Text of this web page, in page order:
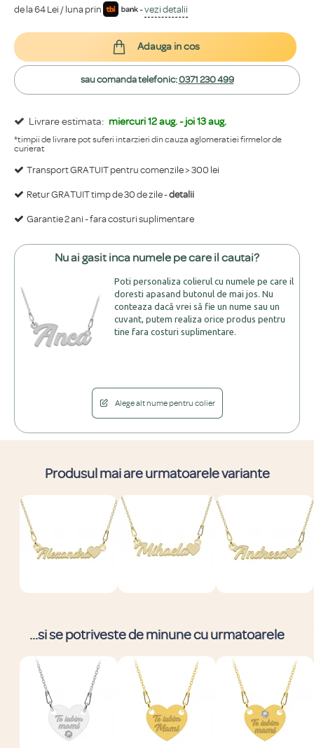
Livrare estimata: miercuri 12 aug. - joi 13 aug.
*timpii de livrare pot suferi intarzieri din cauza aglomeratiei firmelor de
curierat
Transport GRATUIT pentru comenzile > 300 lei
Retur GRATUIT timp de 30 de zile -detalii
Garantie 2 ani - fara costuri suplimentare
de la 64 Lei / luna prin -vezi detalii
Adauga in cos
sau comanda telefonic:0371 230 499
Nu ai gasit inca numele pe care il cautai?
Poti personaliza colierul cu numele pe care il
doresti apasand butonul de mai jos. Nu
conteaza dacă vrei să fie un nume sau un
cuvant, putem realiza orice produs pentru
tine fara costuri suplimentare.
Alege alt nume pentru colier
Produsul mai are urmatoarele variante
...si se potriveste de minune cu urmatoarele